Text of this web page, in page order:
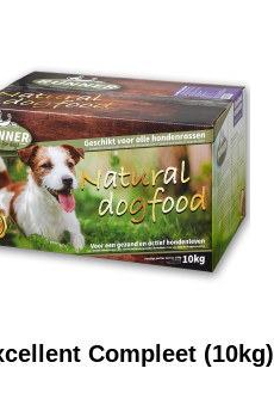
Compleet (10kg)